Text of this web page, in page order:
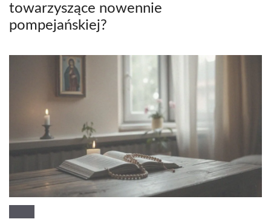
towarzyszące nowennie
pompejańskiej?